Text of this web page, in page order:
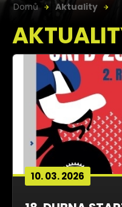
Domů Aktuality
10. 03. 2026